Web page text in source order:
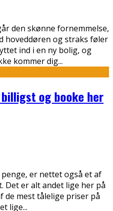
den skønne fornemmelse,
hoveddøren og straks føler
ind i en ny bolig, og
kommer dig...
og booke her
er nettet også et af
Det er alt andet lige her på
de mest tålelige priser på
lige...